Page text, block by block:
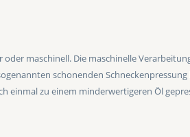
maschinell. Die maschinelle
schonenden
zu einem minderwertigeren Öl